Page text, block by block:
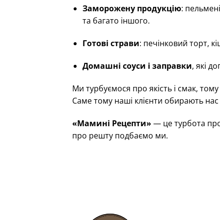
Заморожену продукцію:
та багато іншого.
Готові страви: печінковий торт,
Домашні соуси і заправки, які
Ми турбуємося про якість і смак,
Саме тому наші клієнти обирають нас
«Мамині Рецепти» — це турбота
про решту подбаємо ми.